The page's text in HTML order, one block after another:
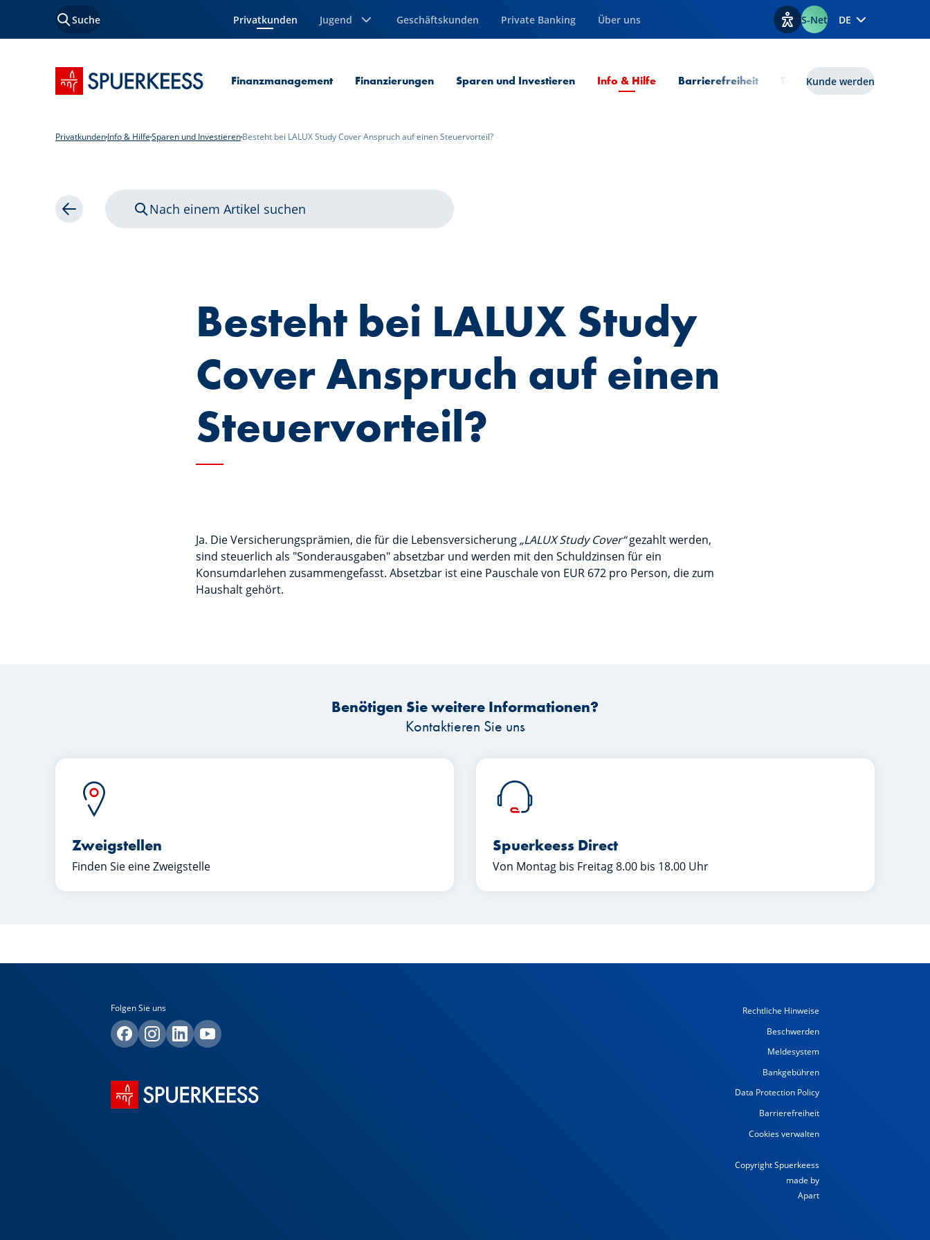
Suche Privatkunden
Aktuelle Seite Jugend Geschäftskunden Private Banking Über uns Optionen zur Barrierefreiheit
S-Net DE
Startseite SPUERKEESS Finanzmanagement Finanzierungen Sparen und Investieren Info & HilfeAktuelle Seite
Barrierefreiheit Tools lux|funds
Kunde werden
PrivatkundenInfo & HilfeSparen und InvestierenBesteht bei LALUX Study Cover Anspruch auf einen Steuervorteil?
Zurück Nach einem Artikel suchen
Besteht bei LALUX Study
Cover Anspruch auf einen
Steuervorteil?
Ja. Die Versicherungsprämien, die für die Lebensversicherung„LALUX Study Cover“gezahlt werden,
sind steuerlich als "Sonderausgaben" absetzbar und werden mit den Schuldzinsen für ein
Konsumdarlehen zusammengefasst. Absetzbar ist eine Pauschale von EUR 672 pro Person, die zum
Haushalt gehört.
Benötigen Sie weitere Informationen?
Kontaktieren Sie uns
Zweigstellen
Finden Sie eine Zweigstelle
Spuerkeess Direct
Von Montag bis Freitag 8.00 bis 18.00 Uhr
Folgen Sie uns
Rechtliche Hinweise
Beschwerden
Meldesystem
Bankgebühren
Data Protection Policy
Barrierefreiheit
Cookies verwalten
Copyright Spuerkeess
made by
Apart